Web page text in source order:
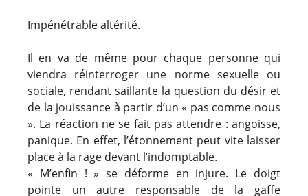
Impénétrable altérité.
Il en va de même pour chaque personne qui
viendra réinterroger une norme sexuelle ou
sociale, rendant saillante la question du désir et
de la jouissance à partir d’un « pas comme nous
». La réaction ne se fait pas attendre : angoisse,
panique. En effet, l’étonnement peut vite laisser
place à la rage devant l’indomptable.
« M’enfin ! » se déforme en injure. Le doigt
pointe un autre responsable de la gaffe